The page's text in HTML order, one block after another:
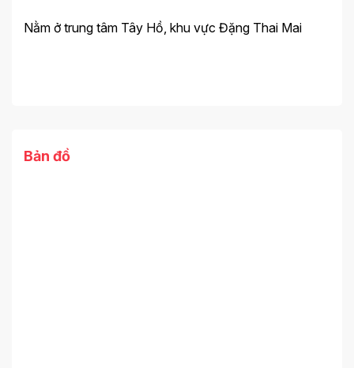
Nằm ở trung tâm Tây Hồ, khu vực Đặng Thai Mai
Bản đồ